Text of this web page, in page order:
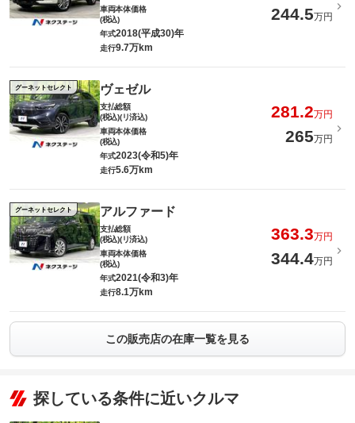
車両本体価格
(税込)
244.5万円
年式2018(平成30)年
走行9.7万km
グーネットセレクト ヴェゼル
支払総額
(税込)(リ済込)
281.2万円
車両本体価格
(税込)
265万円
年式2023(令和5)年
走行5.6万km
グーネットセレクト アルファード
支払総額
(税込)(リ済込)
363.3万円
車両本体価格
(税込)
344.4万円
年式2021(令和3)年
走行8.1万km
この販売店の在庫一覧を見る
探している条件に近いクルマ